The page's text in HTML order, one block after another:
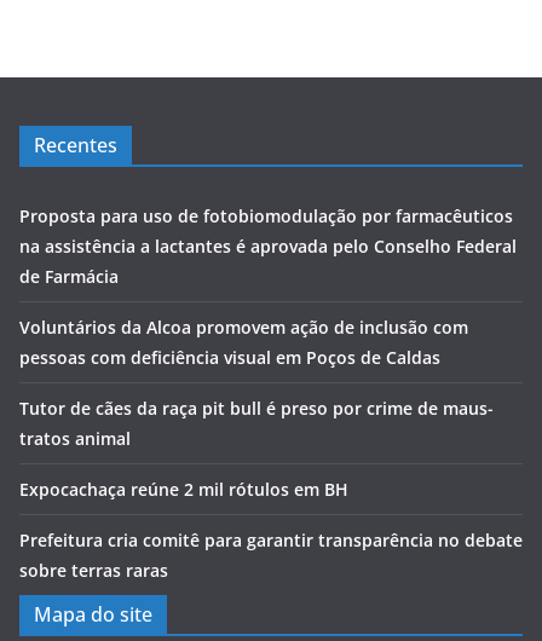
Recentes
Proposta para uso de fotobiomodulação por farmacêuticos
na assistência a lactantes é aprovada pelo Conselho Federal
de Farmácia
Voluntários da Alcoa promovem ação de inclusão com
pessoas com deficiência visual em Poços de Caldas
Tutor de cães da raça pit bull é preso por crime de maus-
tratos animal
Expocachaça reúne 2 mil rótulos em BH
Prefeitura cria comitê para garantir transparência no debate
sobre terras raras
Mapa do site